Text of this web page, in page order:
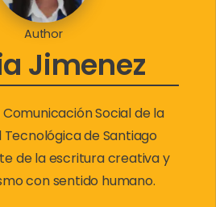
Author
Jimenez
Social de la
Tecnológica de Santiago
de la escritura creativa y
con sentido humano.